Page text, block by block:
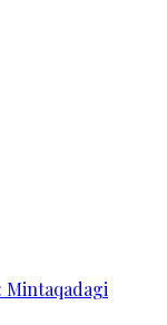
Mintaqadagi